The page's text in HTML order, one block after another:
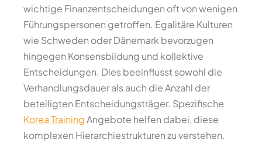
wichtige Finanzentscheidungen oft von wenigen
Führungspersonen getroffen. Egalitäre Kulturen
wie Schweden oder Dänemark bevorzugen
hingegen Konsensbildung und kollektive
Entscheidungen. Dies beeinflusst sowohl die
Verhandlungsdauer als auch die Anzahl der
beteiligten Entscheidungsträger. Spezifische
Korea TrainingAngebote helfen dabei, diese
komplexen Hierarchiestrukturen zu verstehen.